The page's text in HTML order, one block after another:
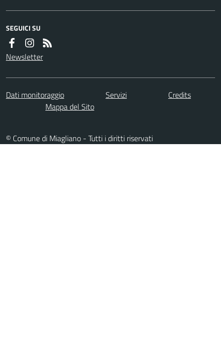
SEGUICI SU
Newsletter
Dati monitoraggio Servizi
Credits
Mappa del Sito
© Comune di Miagliano - Tutti i diritti riservati